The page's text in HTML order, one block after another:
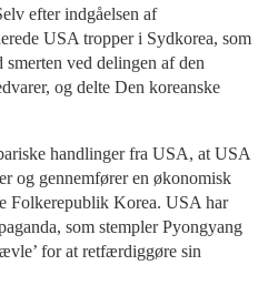
efter indgåelsen af
USA tropper i Sydkorea, som
ved delingen af den
og delte Den koreanske
handlinger fra USA, at USA
og gennemfører en økonomisk
Folkerepublik Korea. USA har
som stempler Pyongyang
for at retfærdiggøre sin